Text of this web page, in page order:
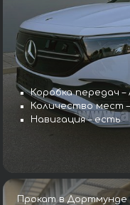
Коробка передач
Количество мест
Навигация – есть
Прокат в Дортмунде